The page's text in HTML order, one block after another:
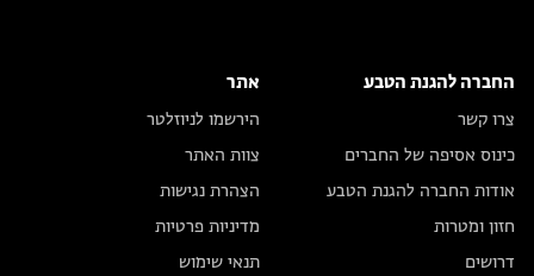
החברה להגנת הטבע
צרו קשר
כינוס אסיפה של החברים
אודות החברה להגנת הטבע
חזון ומטרות
דרושים
אתר
הירשמו לניוזלטר
צוות האתר
הצהרת נגישות
מדיניות פרטיות
תנאי שימוש